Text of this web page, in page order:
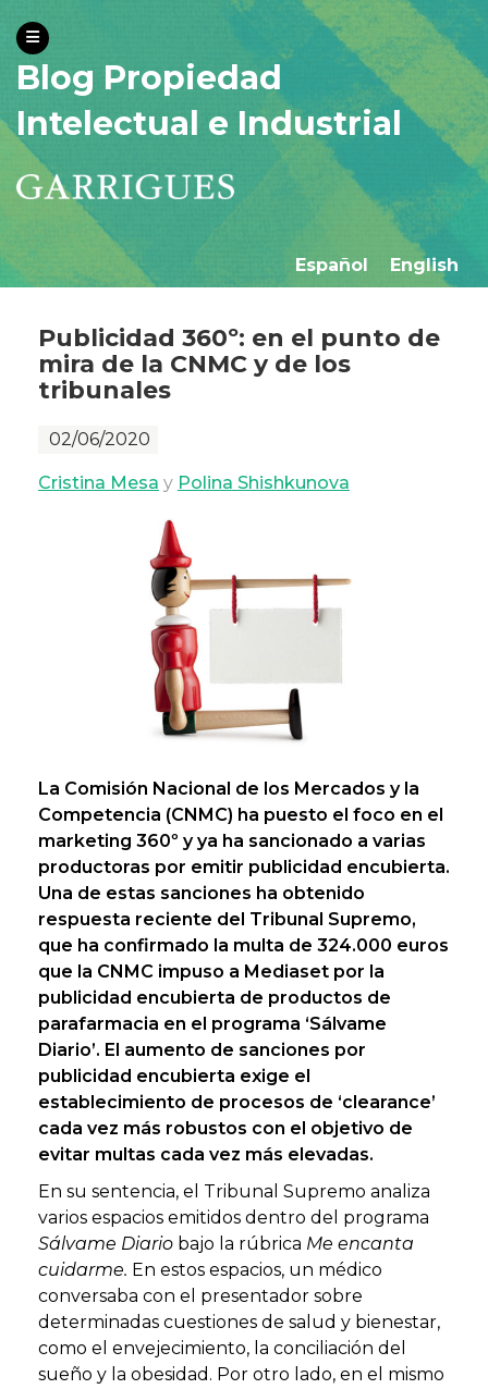
Blog Propiedad
Intelectual e Industrial
Español English
Publicidad 360º: en el punto de
mira de la CNMC y de los
tribunales
02/06/2020
Cristina Mesa y Polina Shishkunova
La Comisión Nacional de los Mercados y la
Competencia (CNMC) ha puesto el foco en el
marketing 360º y ya ha sancionado a varias
productoras por emitir publicidad encubierta.
Una de estas sanciones ha obtenido
respuesta reciente del Tribunal Supremo,
que ha confirmado la multa de 324.000 euros
que la CNMC impuso a Mediaset por la
publicidad encubierta de productos de
parafarmacia en el programa ‘Sálvame
Diario’. El aumento de sanciones por
publicidad encubierta exige el
establecimiento de procesos de ‘clearance’
cada vez más robustos con el objetivo de
evitar multas cada vez más elevadas.
En su sentencia, el Tribunal Supremo analiza
varios espacios emitidos dentro del programa
Sálvame Diario bajo la rúbrica Me encanta
cuidarme. En estos espacios, un médico
conversaba con el presentador sobre
determinadas cuestiones de salud y bienestar,
como el envejecimiento, la conciliación del
sueño y la obesidad. Por otro lado, en el mismo